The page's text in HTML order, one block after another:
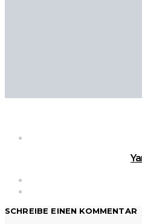
SCHREIBE EINEN KOMMENTAR